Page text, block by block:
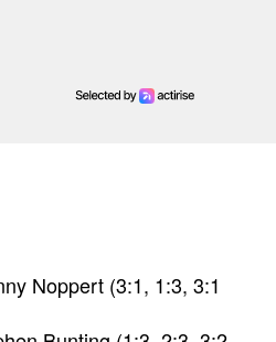
Noppert (3:1, 1:3, 3:1